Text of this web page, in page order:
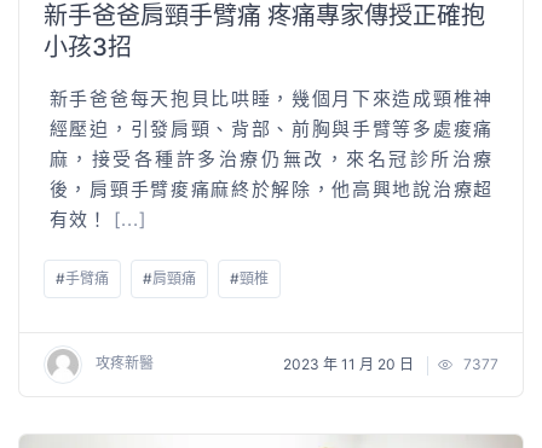
新手爸爸肩頸手臂痛 疼痛專家傳授正確抱
小孩3招
新手爸爸每天抱貝比哄睡，幾個月下來造成頸椎神
經壓迫，引發肩頸、背部、前胸與手臂等多處痠痛
麻，接受各種許多治療仍無改，來名冠診所治療
後，肩頸手臂痠痛麻終於解除，他高興地說治療超
有效！ [...]
#手臂痛 #肩頸痛 #頸椎
攻疼新醫 2023 年 11 月 20 日 7377